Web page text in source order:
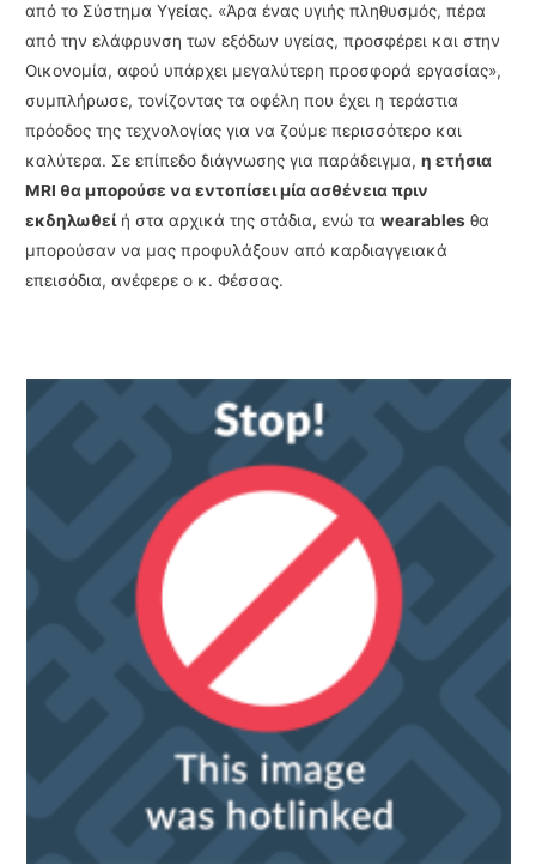
από το Σύστημα Υγείας. «Άρα ένας υγιής πληθυσμός, πέρα
από την ελάφρυνση των εξόδων υγείας, προσφέρει και στην
Οικονομία, αφού υπάρχει μεγαλύτερη προσφορά εργασίας»,
συμπλήρωσε, τονίζοντας τα οφέλη που έχει η τεράστια
πρόοδος της τεχνολογίας για να ζούμε περισσότερο και
καλύτερα. Σε επίπεδο διάγνωσης για παράδειγμα,η ετήσια
MRI θα μπορούσε να εντοπίσει μία ασθένεια πριν
εκδηλωθείή στα αρχικά της στάδια, ενώ ταwearables θα
μπορούσαν να μας προφυλάξουν από καρδιαγγειακά
επεισόδια, ανέφερε ο κ. Φέσσας.